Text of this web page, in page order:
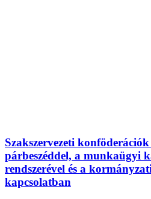
Szakszervezeti
párbeszéddel, a munkaügyi
rendszerével és a
kapcsolatban